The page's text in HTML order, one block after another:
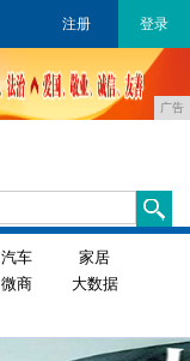
注册 登录
广告
汽车
家居
微商
大数据